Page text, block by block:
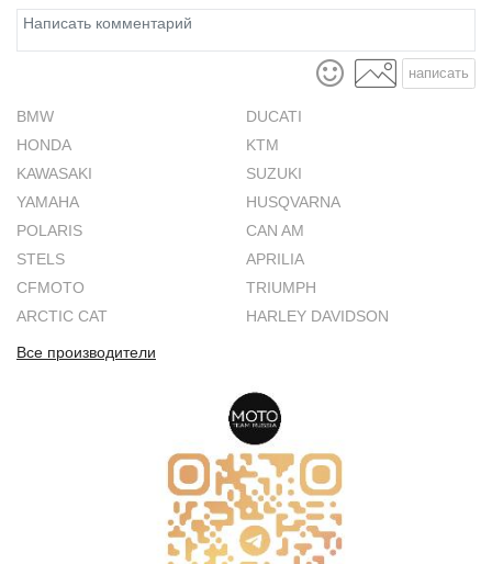
написать
BMW
DUCATI
HONDA
KTM
KAWASAKI
SUZUKI
YAMAHA
HUSQVARNA
POLARIS
CAN AM
STELS
APRILIA
CFMOTO
TRIUMPH
ARCTIC CAT
HARLEY DAVIDSON
Все производители